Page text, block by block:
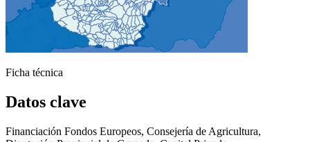
Ficha técnica
Datos clave
Financiación Fondos Europeos, Consejería de Agricultura,